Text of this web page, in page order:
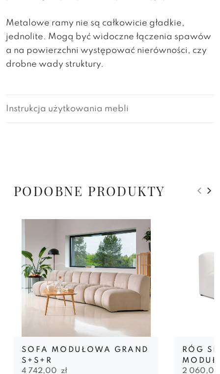
Metalowe ramy nie są całkowicie gładkie,
jednolite. Mogą być widoczne łączenia spawów
a na powierzchni występować nierówności, czy
drobne wady struktury.
Instrukcja użytkowania mebli
PODOBNE PRODUKTY
SOFA MODUŁOWA GRAND
S+S+R
4 742,00 zł
RÓG
2